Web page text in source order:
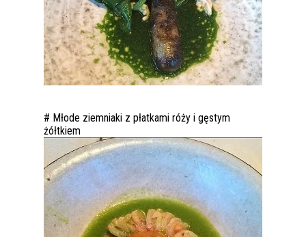
# Młode ziemniaki z płatkami róży i gęstym
żółtkiem